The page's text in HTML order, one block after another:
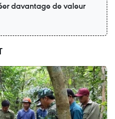
davantage de valeur